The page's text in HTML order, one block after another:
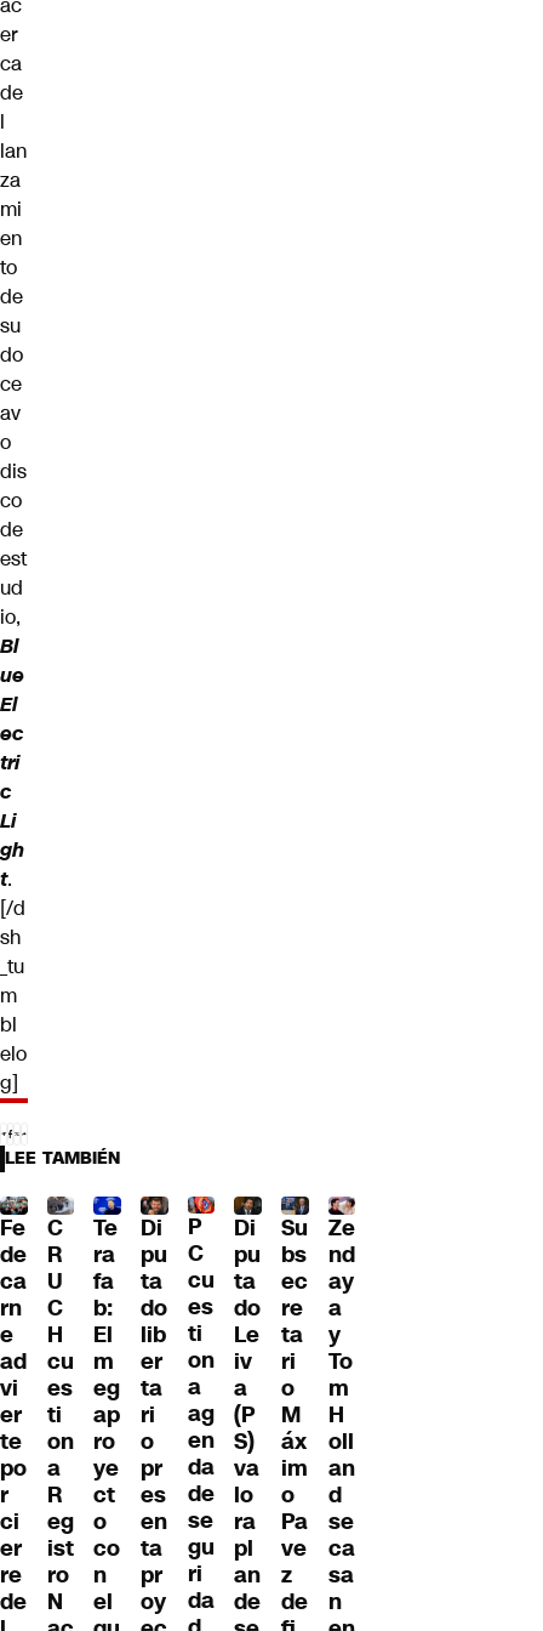
er
ca
de
l
lan
za
mi
en
to
de
su
do
ce
av
o
dis
co
de
est
ud
io,
Bl
ue
El
ec
tri
c
Li
gh
t.
[/d
sh
_tu
m
bl
elo
g]
LEE TAMBIÉN
Fe
de
ca
rn
e
ad
vi
er
te
po
r
ci
er
re
de
C
R
U
C
H
cu
es
ti
on
a
R
eg
ist
ro
N
Te
ra
fa
b:
El
m
eg
ap
ro
ye
ct
o
co
n
el
Di
pu
ta
do
lib
er
ta
ri
o
pr
es
en
ta
pr
oy
P
C
cu
es
ti
on
a
ag
en
da
de
se
gu
ri
da
Di
pu
ta
do
Le
iv
a
(P
S)
va
lo
ra
pl
an
de
Su
bs
ec
re
ta
ri
o
M
áx
im
o
Pa
ve
z
de
Ze
nd
ay
a
y
To
m
H
oll
an
d
se
ca
sa
n